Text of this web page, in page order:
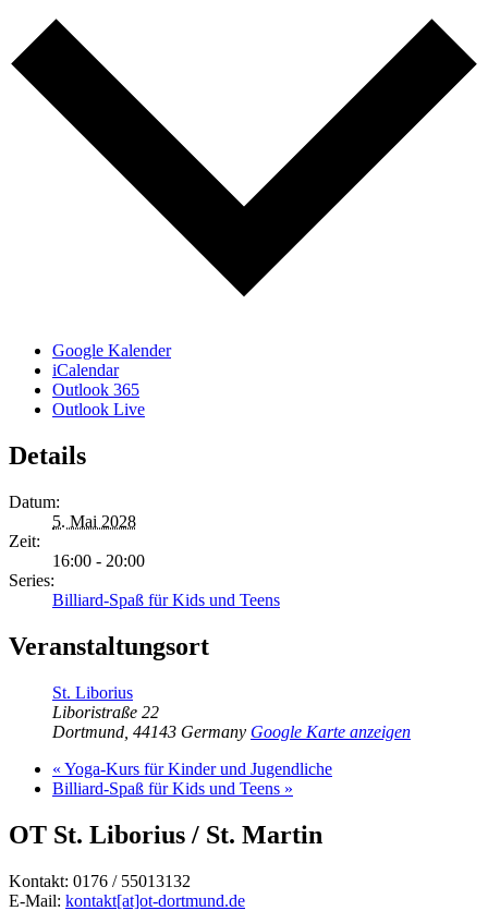
Google Kalender
iCalendar
Outlook 365
Outlook Live
Details
Datum:
5. Mai 2028
Zeit:
16:00 - 20:00
Series:
Billiard-Spaß für Kids und Teens
Veranstaltungsort
St. Liborius
Liboristraße 22
Dortmund 44143 Germany Google Karte anzeigen
« Yoga-Kurs für Kinder und Jugendliche
Billiard-Spaß für Kids und Teens »
OT St. Liborius / St. Martin
Kontakt: 0176 / 55013132
E-Mail: kontakt[at]ot-dortmund.de